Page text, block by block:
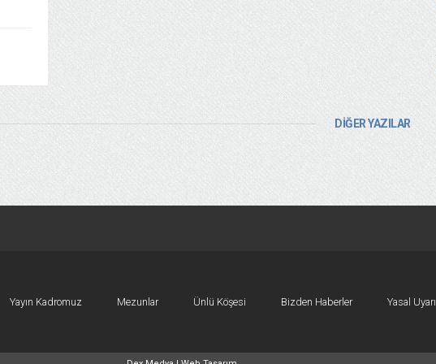
DİĞER YAZILAR
Yayın Kadromuz Mezunlar Ünlü Köşesi Bizden Haberler Yasal Uyarı